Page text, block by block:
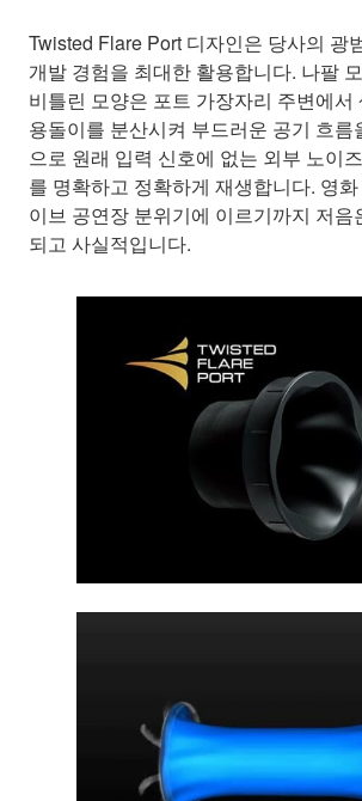
Twisted Flare Port 디자인은 당사의 광
개발 경험을 최대한 활용합니다. 나팔
비틀린 모양은 포트 가장자리 주변에서
용돌이를 분산시켜 부드러운 공기 흐름
으로 원래 입력 신호에 없는 외부 노이
를 명확하고 정확하게 재생합니다. 영
이브 공연장 분위기에 이르기까지 저음
되고 사실적입니다.